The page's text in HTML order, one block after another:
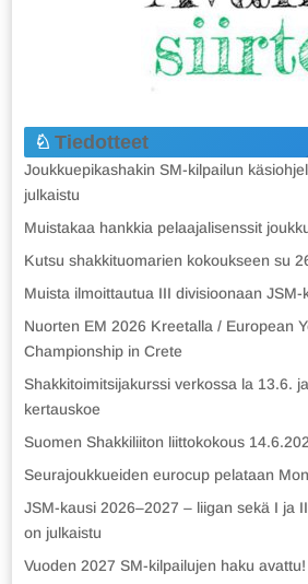
Tiedotteet
Joukkuepikashakin SM-kilpailun
julkaistu
Muistakaa hankkia pelaajalisenssit
Kutsu shakkituomarien kokoukseen su
Muista ilmoittautua III divisioonaan
Nuorten EM 2026 Kreetalla / European
Championship in Crete
Shakkitoimitsijakurssi verkossa la 13.6.
kertauskoe
Suomen Shakkiliiton liittokokous
Seurajoukkueiden eurocup pelataan
JSM-kausi 2026–2027 – liigan sekä I ja
on julkaistu
Vuoden 2027 SM-kilpailujen haku avattu!